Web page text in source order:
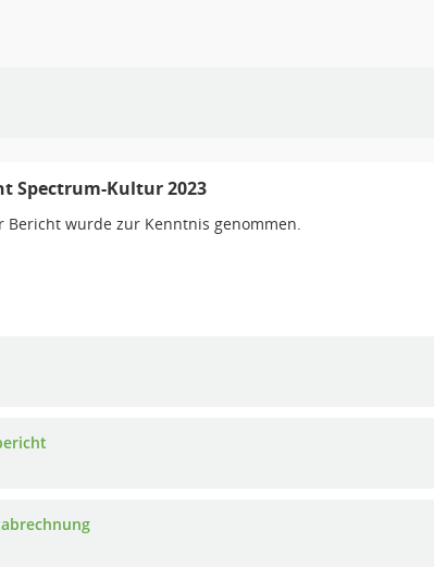
Spectrum-Kultur 2023
Bericht wurde zur Kenntnis genommen.